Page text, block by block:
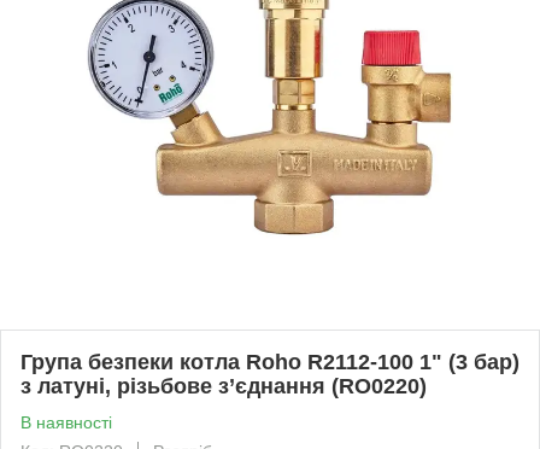
Група безпеки котла Roho R2112-100 1" (3 бар)
з латуні, різьбове з’єднання (RO0220)
В наявності